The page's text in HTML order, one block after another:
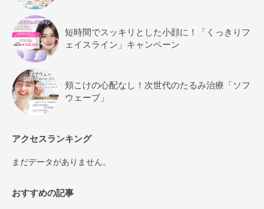
短時間でスッキリとした小顔に！「くっきりフ
ェイスライン」キャンペーン
頬こけの心配なし！次世代のたるみ治療「ソフ
ウェーブ」
アクセスランキング
まだデータがありません。
おすすめの記事